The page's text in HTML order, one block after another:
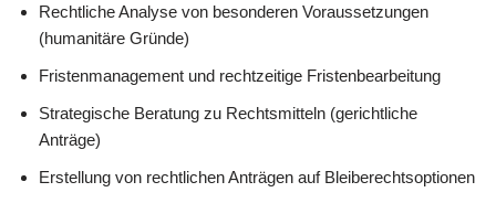
Rechtliche Analyse von besonderen Voraussetzungen
(humanitäre Gründe)
Fristenmanagement und rechtzeitige Fristenbearbeitung
Strategische Beratung zu Rechtsmitteln (gerichtliche
Anträge)
Erstellung von rechtlichen Anträgen auf Bleiberechtsoptionen